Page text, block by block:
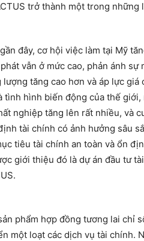
đây, cơ hội việc làm tại Mỹ
vẫn ở mức cao, phản ánh sự
tăng cao hơn và áp lực giá
hình biến động của thế giới,
nghiệp tăng lên rất nhiều, và
tài chính có ảnh hưởng sâu
tiêu tài chính an toàn và ổn
giới thiệu đó là dự án đầu tư
phẩm hợp đồng tương lai chỉ
một loạt các dịch vụ tài chính.